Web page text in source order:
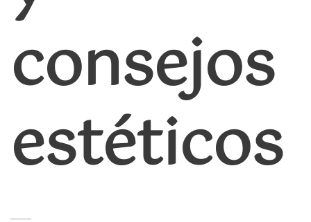
consejos
estéticos